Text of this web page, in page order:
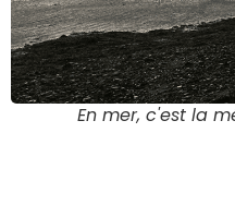
En mer, c'est la